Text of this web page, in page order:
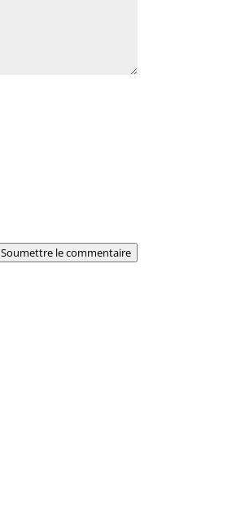
Soumettre le commentaire